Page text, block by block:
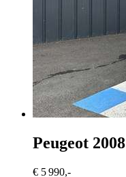
Peugeot 2008
€ 5 990,-